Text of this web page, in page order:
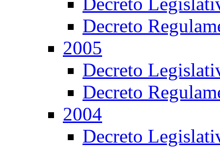
Decreto
2005
Decreto
Decreto
2004
Decreto